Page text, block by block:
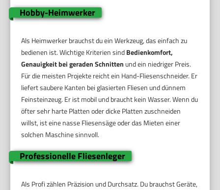
Hobby-Heimwerker
Als Heimwerker brauchst du ein Werkzeug, das einfach zu
bedienen ist. Wichtige Kriterien sindBedienkomfort,
Genauigkeit bei geraden Schnitten und ein niedriger Preis.
Für die meisten Projekte reicht ein Hand-Fliesenschneider. Er
liefert saubere Kanten bei glasierten Fliesen und dünnem
Feinsteinzeug. Er ist mobil und braucht kein Wasser. Wenn du
öfter sehr harte Platten oder dicke Platten zuschneiden
willst, ist eine nasse Fliesensäge oder das Mieten einer
solchen Maschine sinnvoll.
Professionelle Fliesenleger
Als Profi zählen Präzision und Durchsatz. Du brauchst Geräte,